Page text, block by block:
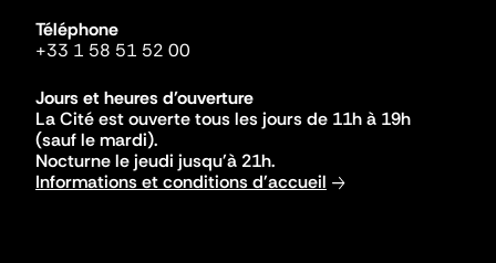
Téléphone
+33 1 58 51 52 00
Jours et heures d'ouverture
La Cité est ouverte tous les jours de 11h à 19h
(sauf le mardi).
Nocturne le jeudi jusqu'à 21h.
Informations et conditions d'accueil